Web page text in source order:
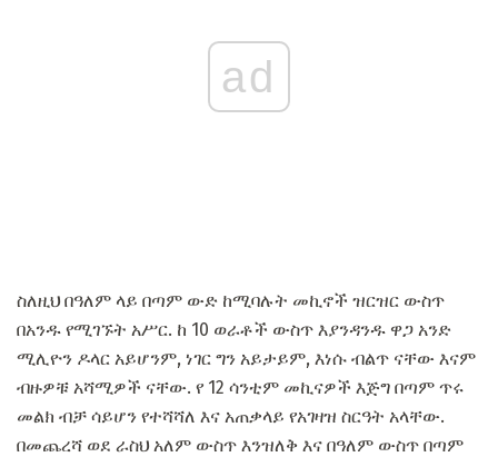
ad
ስለዚህ በዓለም ላይ በጣም ውድ ከሚባሉት መኪኖች ዝርዝር ውስጥ
በአንዱ የሚገኙት አሥር. ከ 10 ወራቶች ውስጥ እያንዳንዱ ዋጋ አንድ
ሚሊዮን ዶላር አይሆንም, ነገር ግን አይታይም, እነሱ ብልጥ ናቸው እናም
ብዙዎቹ አሻሚዎች ናቸው. የ 12 ሳንቲም መኪናዎች እጅግ በጣም ጥሩ
መልክ ብቻ ሳይሆን የተሻሻለ እና አጠቃላይ የአገዛዝ ስርዓት አላቸው.
በመጨረሻ ወደ ራስህ አለም ውስጥ እንዝለቅ እና በዓለም ውስጥ በጣም